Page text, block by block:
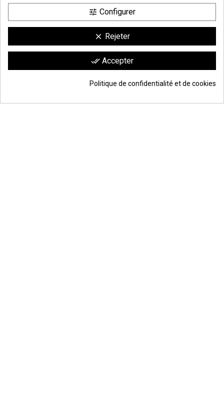
clic aquí para mostrar el certificado
tune Configurer
clear Rejeter
done_all Accepter
Politique de confidentialité et de cookies
9.6